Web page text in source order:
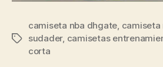
Etiquetas
camiseta nba dhgate, camiseta
sudader, camisetas
corta